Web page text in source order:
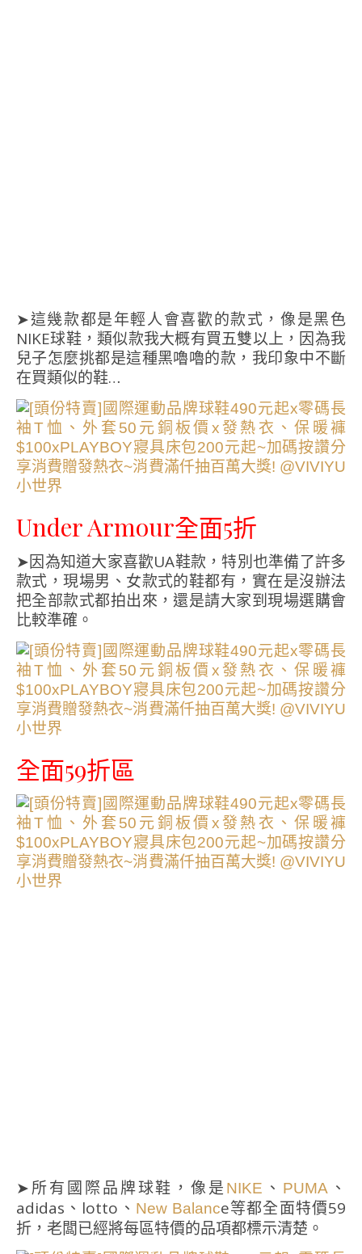
➤這幾款都是年輕人會喜歡的款式，像是黑色
NIKE球鞋，類似款我大概有買五雙以上，因為我
兒子怎麼挑都是這種黑嚕嚕的款，我印象中不斷
在買類似的鞋…
Under Armour全面5折
➤因為知道大家喜歡UA鞋款，特別也準備了許多
款式，現場男、女款式的鞋都有，實在是沒辦法
把全部款式都拍出來，還是請大家到現場選購會
比較準確。
全面59折區
➤所有國際品牌球鞋，像是 NIKE 、 PUMA 、
adidas、lotto、 New Balance等都全面特價59
折，老闆已經將每區特價的品項都標示清楚。